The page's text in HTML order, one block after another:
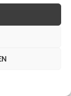
in Hövelhof